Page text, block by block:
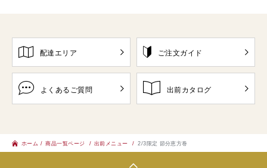
配達エリア ご注文ガイド
よくあるご質問 出前カタログ
ホーム 商品一覧ページ 出前メニュー 2/3限定 節分恵方巻